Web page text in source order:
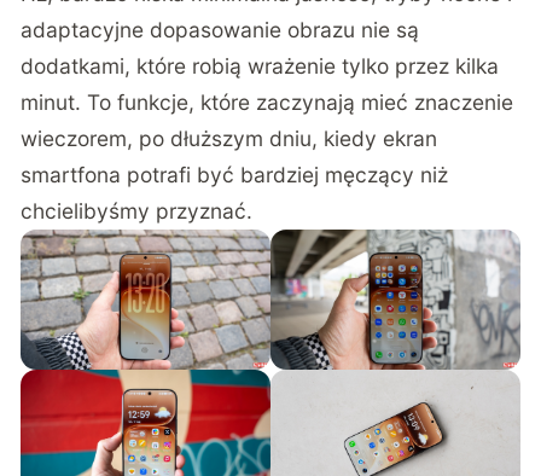
adaptacyjne dopasowanie obrazu nie są
dodatkami, które robią wrażenie tylko przez kilka
minut. To funkcje, które zaczynają mieć znaczenie
wieczorem, po dłuższym dniu, kiedy ekran
smartfona potrafi być bardziej męczący niż
chcielibyśmy przyznać.